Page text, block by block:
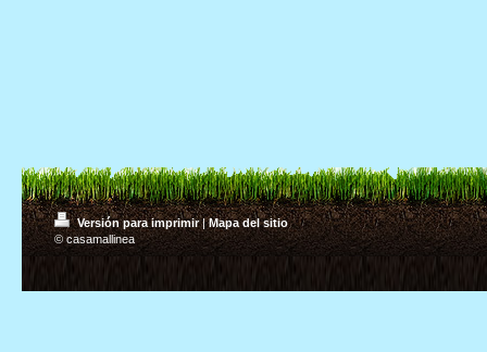
Versión para imprimir| Mapa del sitio
© casamallinea